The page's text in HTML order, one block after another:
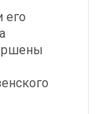
его